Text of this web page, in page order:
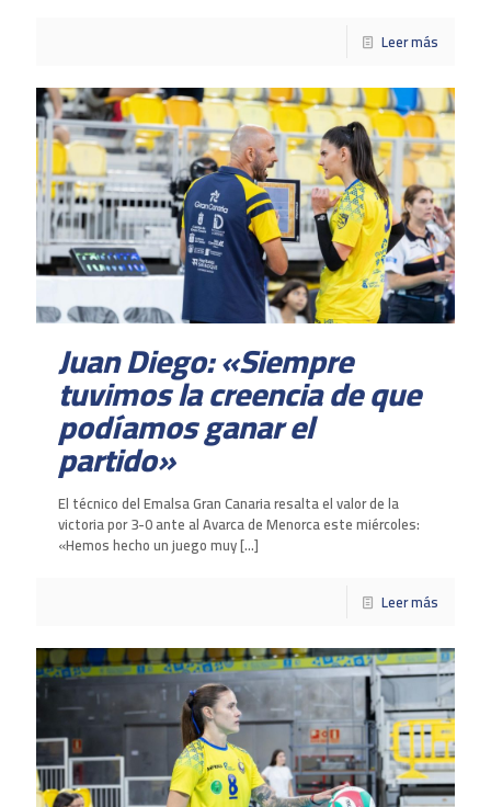
Leer más
Juan Diego: «Siempre
tuvimos la creencia de que
podíamos ganar el
partido»
El técnico del Emalsa Gran Canaria resalta el valor de la
victoria por 3-0 ante al Avarca de Menorca este miércoles:
«Hemos hecho un juego muy[…]
Leer más